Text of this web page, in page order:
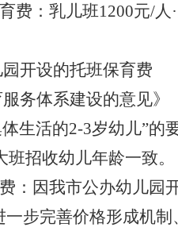
费： 乳儿班1200元/人 ·
开设的托班保育费
务体系建设的意见》
生活的2-3岁幼儿”的
招收幼儿年龄一致。
： 因我市公办幼儿园
一步完善价格形成机